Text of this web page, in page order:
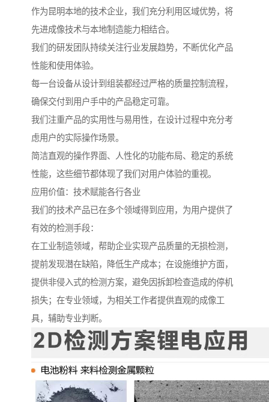
作为昆明本地的技术企业，我们充分利用区域优势，将
先进成像技术与本地制造能力相结合。
我们的研发团队持续关注行业发展趋势，不断优化产品
性能和使用体验。
每一台设备从设计到组装都经过严格的质量控制流程，
确保交付到用户手中的产品稳定可靠。
我们注重产品的实用性与易用性，在设计过程中充分考
虑用户的实际操作场景。
简洁直观的操作界面、人性化的功能布局、稳定的系统
性能，这些细节都体现了我们对用户体验的重视。
应用价值：技术赋能各行各业
我们的技术产品已在多个领域得到应用，为用户提供了
有效的检测手段：
在工业制造领域，帮助企业实现产品质量的无损检测，
提前发现潜在缺陷，降低生产成本；在设施维护方面，
提供非侵入式的检测方案，避免因拆卸检查造成的停机
损失；在专业领域，为相关工作者提供直观的成像工
具，辅助专业判断。